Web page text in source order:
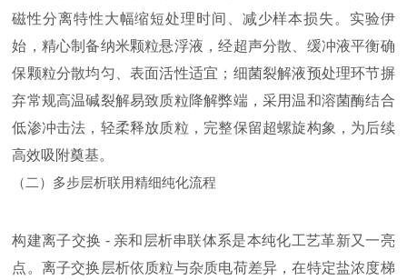
磁性分离特性大幅缩短处理时间、减少样本损失。实验伊
始，精心制备纳米颗粒悬浮液，经超声分散、缓冲液平衡确
保颗粒分散均匀、表面活性适宜；细菌裂解液预处理环节摒
弃常规高温碱裂解易致质粒降解弊端，采用温和溶菌酶结合
低渗冲击法，轻柔释放质粒，完整保留超螺旋构象，为后续
高效吸附奠基。
（二）多步层析联用精细纯化流程
构建离子交换 - 亲和层析串联体系是本纯化工艺革新又一亮
点。离子交换层析依质粒与杂质电荷差异，在特定盐浓度梯